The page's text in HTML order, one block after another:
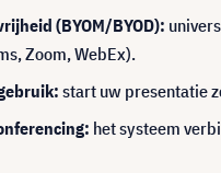
(BYOM/BYOD):
Zoom, WebEx).
start uw presentatie
het systeem